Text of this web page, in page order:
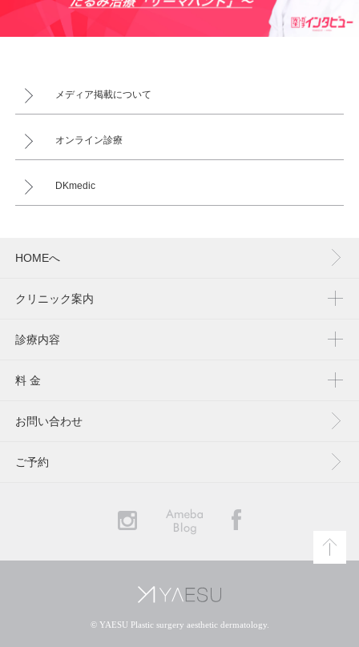
メディア掲載について
オンライン診療
DKmedic
HOMEへ
クリニック案内
診療内容
料 金
お問い合わせ
ご予約
© YAESU Plastic surgery aesthetic dermatology.